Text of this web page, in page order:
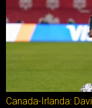
Canada-Irlanda: